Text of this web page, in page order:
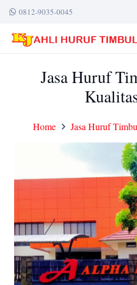
0812-9035-0045
Jasa Huruf
Home Jasa Huruf